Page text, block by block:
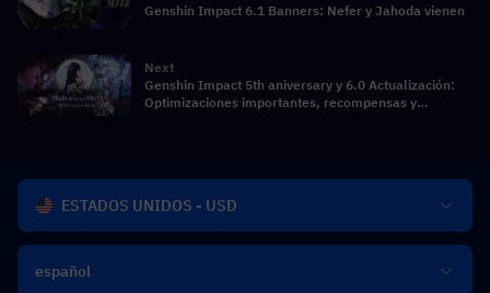
Genshin Impact 6.1 Banners: Nefer y Jahoda vienen
Next
Genshin Impact 5th aniversary y 6.0 Actualización:
Optimizaciones importantes, recompensas y
ESTADOS UNIDOS - USD
español